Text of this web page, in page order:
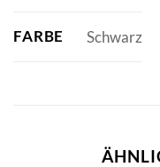
FARBE Schwarz